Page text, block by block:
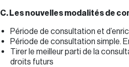
C. Les nouvelles modalités de
Période de consultation et
Période de consultation simple.
Tirer le meilleur parti de la
droits futurs